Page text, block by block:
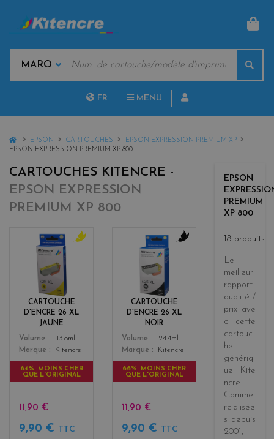
MARQUES
CLÉS
FR MENU
HOMEEPSON CARTOUCHES
EPSON EXPRESSION PREMIUM XP
EPSON EXPRESSION PREMIUM XP 800
CARTOUCHES KITENCRE -
EPSON EXPRESSION
PREMIUM XP 800
CARTOUCHE
D'ENCRE 26 XL
JAUNE
Color
o
w
Volume
13.8ml
Marque
Kitencre
64% MOINS CHER
QUE L'ORIGINAL
11,90 €
9,90 € TTC
CARTOUCHE
D'ENCRE 26 XL
NOIR
Color
k
Volume
24.4ml
Marque
Kitencre
66% MOINS CHER
QUE L'ORIGINAL
11,90 €
9,90 € TTC
EPSON
PREMIUM
XP 800
18 produits
Le
meilleur
rapport
qualité /
prix ave
c cette
cartouc
he
génériq
ue
Kite
ncre.
Comme
rcialisée
s depuis
2001 ,